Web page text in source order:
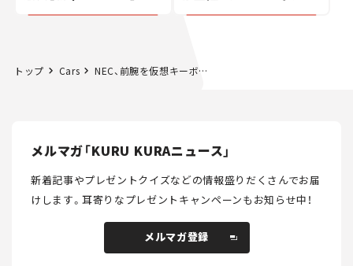
ブレークも発売【新車ニ
トップ Cars NEC、前腕を仮想キーボードとするAR技術を開発
メルマガ「KURU KURAニュース」
新着記事やプレゼントクイズなどの情報盛りだくさんでお届
けします。耳寄りなプレゼントキャンペーンもお知らせ中！
メルマガ登録